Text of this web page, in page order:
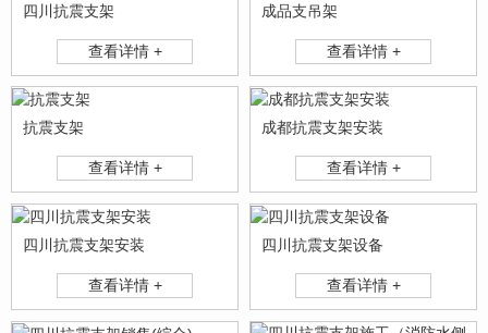
四川抗震支架
查看详情 +
成品支吊架
查看详情 +
抗震支架
查看详情 +
成都抗震支架安装
查看详情 +
四川抗震支架安装
查看详情 +
四川抗震支架设备
查看详情 +